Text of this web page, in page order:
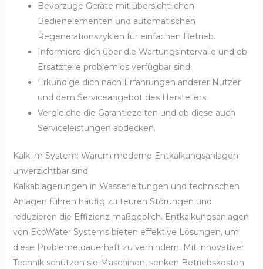
Bevorzuge Geräte mit übersichtlichen
Bedienelementen und automatischen
Regenerationszyklen für einfachen Betrieb.
Informiere dich über die Wartungsintervalle und ob
Ersatzteile problemlos verfügbar sind.
Erkundige dich nach Erfahrungen anderer Nutzer
und dem Serviceangebot des Herstellers.
Vergleiche die Garantiezeiten und ob diese auch
Serviceleistungen abdecken.
Kalk im System: Warum moderne Entkalkungsanlagen
unverzichtbar sind
Kalkablagerungen in Wasserleitungen und technischen
Anlagen führen häufig zu teuren Störungen und
reduzieren die Effizienz maßgeblich. Entkalkungsanlagen
von EcoWater Systems bieten effektive Lösungen, um
diese Probleme dauerhaft zu verhindern. Mit innovativer
Technik schützen sie Maschinen, senken Betriebskosten